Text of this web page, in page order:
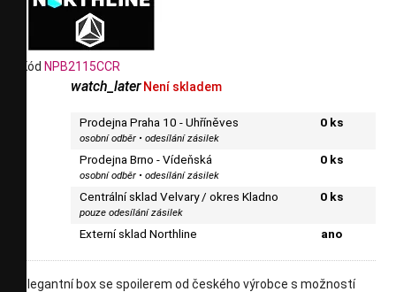
Kód NPB2115CCR
watch_later Není skladem
Prodejna Praha 10 - Uhříněves
osobní odběr • odesílání zásilek
0 ks
Prodejna Brno - Vídeňská
osobní odběr • odesílání zásilek
0 ks
Centrální sklad Velvary / okres Kladno
pouze odesílání zásilek
0 ks
Externí sklad Northline ano
elegantní box se spoilerem od českého výrobce s možností